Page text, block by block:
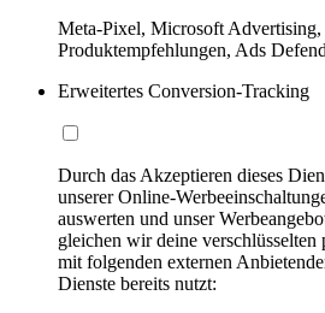
Meta-Pixel, Microsoft
Produktempfehlungen, Ads
Erweitertes Conversion-Tracking
Durch das Akzeptieren dieses
unserer Online-
auswerten und unser
gleichen wir deine verschlüsselten
mit folgenden externen
Dienste bereits nutzt: